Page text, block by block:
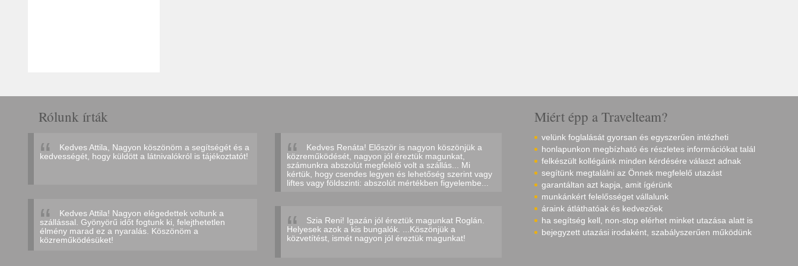
Rólunk írták
Kedves Attila, Nagyon köszönöm a segítségét és a
kedvességét, hogy küldött a látnivalókról is tájékoztatót!
Kedves Attila! Nagyon elégedettek voltunk a
szállással. Gyönyörű időt fogtunk ki, felejthetetlen
élmény marad ez a nyaralás. Köszönöm a
közreműködésüket!
Kedves Renáta! Először is nagyon köszönjük a
közreműködését, nagyon jól éreztük magunkat,
számunkra abszolút megfelelő volt a szállás... Mi
kértük, hogy csendes legyen és lehetőség szerint vagy
liftes vagy földszinti: abszolút mértékben figyelembe...
Szia Reni! Igazán jól éreztük magunkat Roglán.
Helyesek azok a kis bungalók. ...Köszönjük a
közvetítést, ismét nagyon jól éreztük magunkat!
Miért épp a Travelteam?
velünk foglalását gyorsan és egyszerűen intézheti
honlapunkon megbízható és részletes információkat talál
felkészült kollégáink minden kérdésére választ adnak
segítünk megtalálni az Önnek megfelelő utazást
garantáltan azt kapja, amit ígérünk
munkánkért felelősséget vállalunk
áraink átláthatóak és kedvezőek
ha segítség kell, non-stop elérhet minket utazása alatt is
bejegyzett utazási irodaként, szabályszerűen működünk